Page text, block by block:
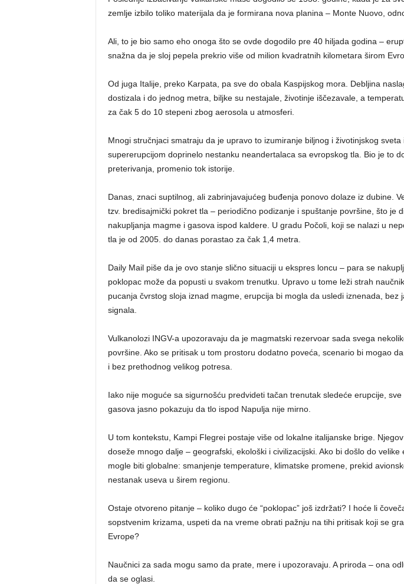
zemlje izbilo toliko materijala da je formirana nova planina – Monte Nuovo,
Ali, to je bio samo eho onoga što se ovde dogodilo pre 40 hiljada godina –
snažna da je sloj pepela prekrio više od milion kvadratnih kilometara širom
Od juga Italije, preko Karpata, pa sve do obala Kaspijskog mora. Debljina
dostizala i do jednog metra, biljke su nestajale, životinje iščezavale, a
za čak 5 do 10 stepeni zbog aerosola u atmosferi.
Mnogi stručnjaci smatraju da je upravo to izumiranje biljnog i životinjskog sveta
supererupcijom doprinelo nestanku neandertalaca sa evropskog tla. Bio je to
preterivanja, promenio tok istorije.
Danas, znaci suptilnog, ali zabrinjavajućeg buđenja ponovo dolaze iz dubine.
tzv. bredisajmički pokret tla – periodično podizanje i spuštanje površine, što je
nakupljanja magme i gasova ispod kaldere. U gradu Počoli, koji se nalazi u
tla je od 2005. do danas porastao za čak 1,4 metra.
Daily Mail piše da je ovo stanje slično situaciji u ekspres loncu – para se
poklopac može da popusti u svakom trenutku. Upravo u tome leži strah
pucanja čvrstog sloja iznad magme, erupcija bi mogla da usledi iznenada, bez
signala.
Vulkanolozi INGV-a upozoravaju da je magmatski rezervoar sada svega
površine. Ako se pritisak u tom prostoru dodatno poveća, scenario bi mogao
i bez prethodnog velikog potresa.
Iako nije moguće sa sigurnošću predvideti tačan trenutak sledeće erupcije,
gasova jasno pokazuju da tlo ispod Napulja nije mirno.
U tom kontekstu, Kampi Flegrei postaje više od lokalne italijanske brige.
doseže mnogo dalje – geografski, ekološki i civilizacijski. Ako bi došlo do velike
mogle biti globalne: smanjenje temperature, klimatske promene, prekid
nestanak useva u širem regionu.
Ostaje otvoreno pitanje – koliko dugo će “poklopac” još izdržati? I hoće li
sopstvenim krizama, uspeti da na vreme obrati pažnju na tihi pritisak koji se
Evrope?
Naučnici za sada mogu samo da prate, mere i upozoravaju. A priroda – ona
da se oglasi.